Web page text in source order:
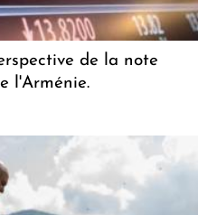
de la note
l'Arménie.